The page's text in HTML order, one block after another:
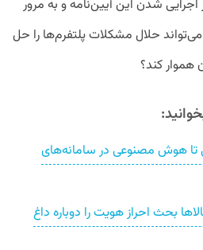
شدن این آیین‌نامه و به مرور
حلال مشکلات پلتفرم‌ها را حل
هموار کند؟
تا هوش مصنوعی در سامانه‌های
بحث احراز هویت را دوباره داغ